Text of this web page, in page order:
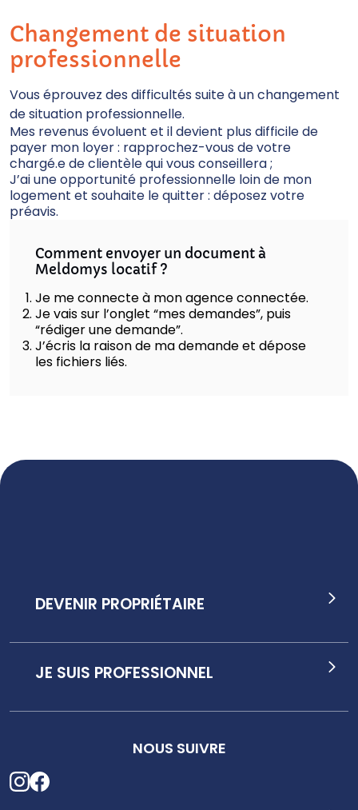
Changement de situation
professionnelle
Vous éprouvez des difficultés suite à un changement
de situation professionnelle.
Mes revenus évoluent et il devient plus difficile de
payer mon loyer : rapprochez-vous de votre
chargé.e de clientèle qui vous conseillera ;
J’ai une opportunité professionnelle loin de mon
logement et souhaite le quitter : déposez votre
préavis.
Comment envoyer un document à
Meldomys locatif ?
Je me connecte à mon agence connectée.
Je vais sur l’onglet “mes demandes”, puis
“rédiger une demande”.
J’écris la raison de ma demande et dépose
les fichiers liés.
DEVENIR PROPRIÉTAIRE
JE SUIS PROFESSIONNEL
NOUS SUIVRE